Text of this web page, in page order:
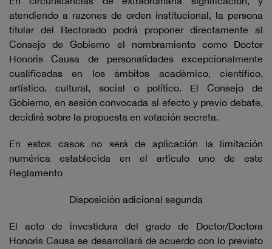
atendiendo a razones de orden institucional, la persona
titular del Rectorado podrá proponer directamente al
Consejo de Gobierno el nombramiento como Doctor
Honoris Causa de personalidades excepcionalmente
cualificadas en los ámbitos académico, científico,
artístico, cultural, social o político. El Consejo de
Gobierno, en sesión convocada al efecto y previo debate,
decidirá sobre la propuesta en votación secreta.
En estos casos no será de aplicación la limitación
numérica establecida en el artículo uno de este
Reglamento
Disposición adicional segunda
El acto de investidura del grado de Doctor/Doctora
Honoris Causa se desarrollará de acuerdo con lo previsto